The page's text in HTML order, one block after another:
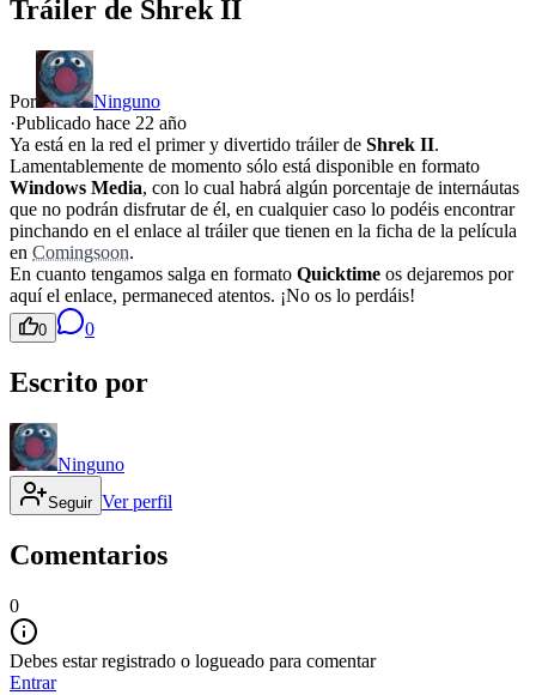
Tráiler de Shrek II
Por
Ninguno
·Publicado hace 22 año
Ya está en la red el primer y divertido tráiler de Shrek II.
Lamentablemente de momento sólo está disponible en formato
Windows Media, con lo cual habrá algún porcentaje de internáutas
que no podrán disfrutar de él, en cualquier caso lo podéis encontrar
pinchando en el enlace al tráiler que tienen en la ficha de la película
en Comingsoon.
En cuanto tengamos salga en formato Quicktime os dejaremos por
aquí el enlace, permaneced atentos. ¡No os lo perdáis!
0 0
Escrito por
Ninguno
Seguir Ver perfil
Comentarios
0
Debes estar registrado o logueado para comentar
Entrar